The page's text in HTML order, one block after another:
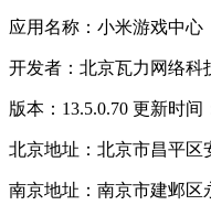
应用名称：小米游戏中心
开发者：北京瓦力网络科
版本：13.5.0.70 更新时间
北京地址：北京市昌平区
南京地址：南京市建邺区